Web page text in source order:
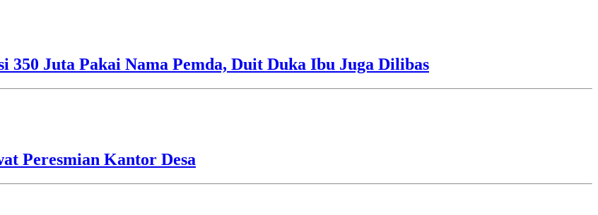
Juta Pakai Nama Pemda, Duit Duka Ibu Juga Dilibas
Peresmian Kantor Desa